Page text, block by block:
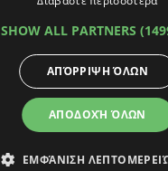
SHOW ALL PARTNERS
ΑΠΟΔΟΧΉ ΌΛΩΝ
ΑΠΌΡΡΙΨΗ ΌΛΩΝ
ΕΜΦΆΝΙΣΗ